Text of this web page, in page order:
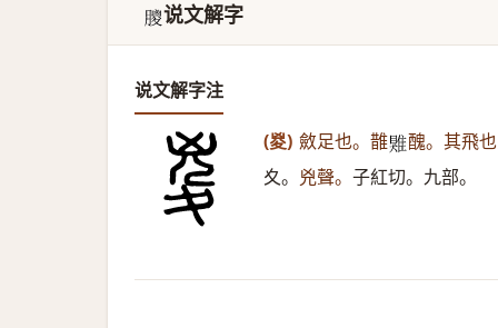
𦡙说文解字
说文解字注
(㚇) 斂足也。䧿𩀎 醜。其飛
夊。 兇聲。 子紅切。九部。